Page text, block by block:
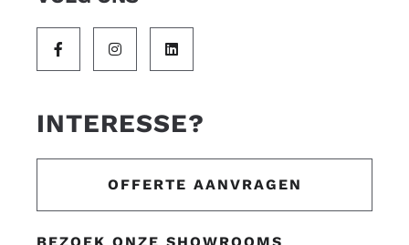
INTERESSE?
OFFERTE AANVRAGEN